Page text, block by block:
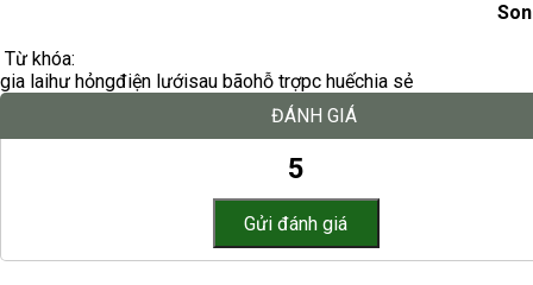
Từ khóa:
gia laihư hỏngđiện lướisau bãohỗ trợpc huếchia sẻ
ĐÁNH GIÁ
5